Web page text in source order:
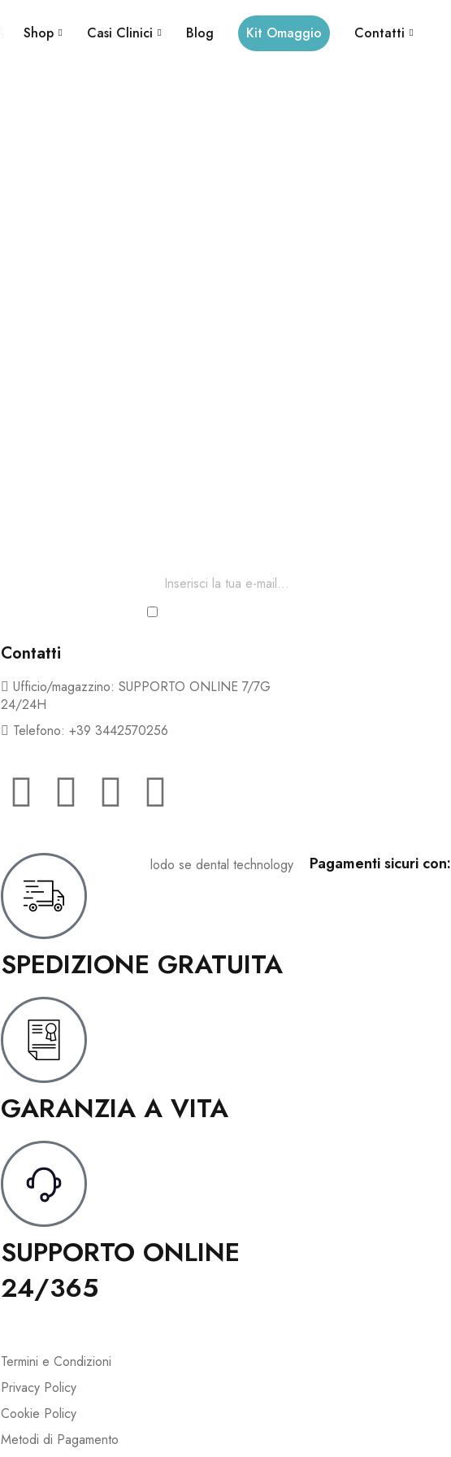
Shop Casi Clinici Blog Kit Omaggio Contatti
Contatti
Ufficio/magazzino: SUPPORTO ONLINE 7/7G
24/24H
Telefono: +39 3442570256
SPEDIZIONE GRATUITA
GARANZIA A VITA
SUPPORTO ONLINE
24/365
Pagamenti sicuri con:
Termini e Condizioni
Privacy Policy
Cookie Policy
Metodi di Pagamento